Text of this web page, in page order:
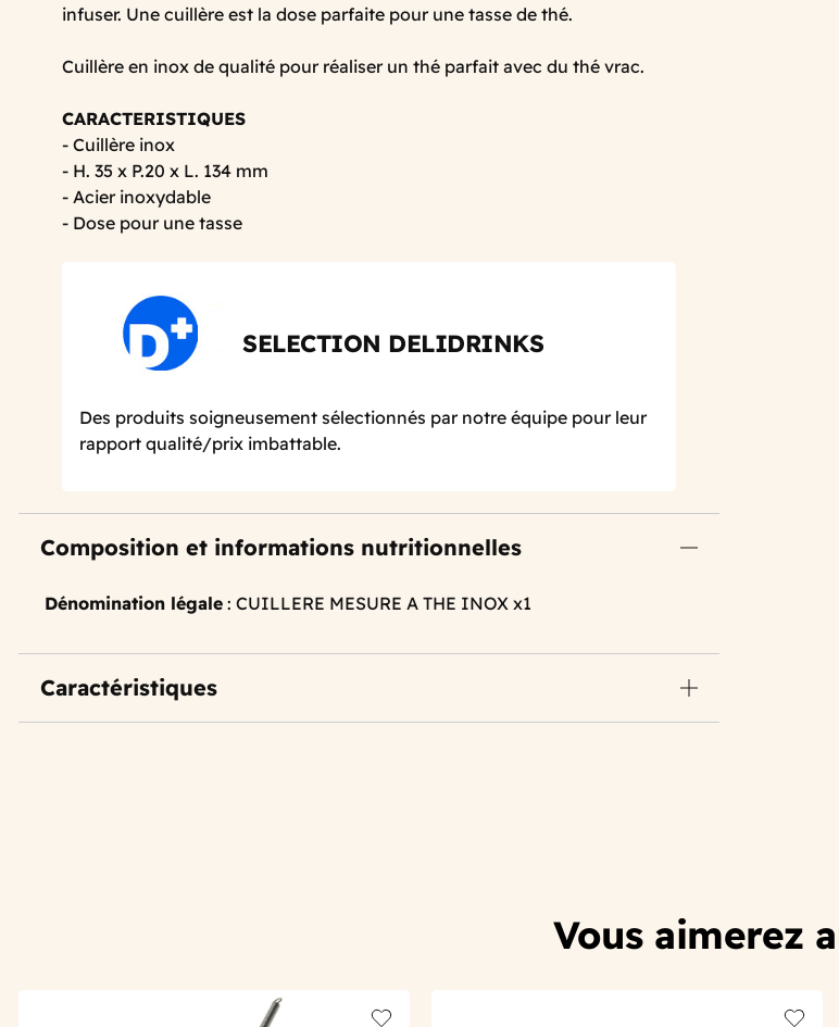
infuser. Une cuillère est la dose parfaite pour une tasse de thé.
Cuillère en inox de qualité pour réaliser un thé parfait avec du thé vrac.
CARACTERISTIQUES
- Cuillère inox
- H. 35 x P.20 x L. 134 mm
- Acier inoxydable
- Dose pour une tasse
SELECTION DELIDRINKS
Des produits soigneusement sélectionnés par notre équipe pour leur
rapport qualité/prix imbattable.
Composition et informations nutritionnelles
Dénomination légale : CUILLERE MESURE A THE INOX x1
Caractéristiques
Vous aimerez